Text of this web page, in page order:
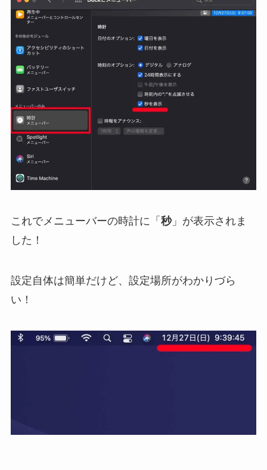
これでメニューバーの時計に「 秒」が表示されま
した！
設定自体は簡単だけど、設定場所がわかりづら
い！